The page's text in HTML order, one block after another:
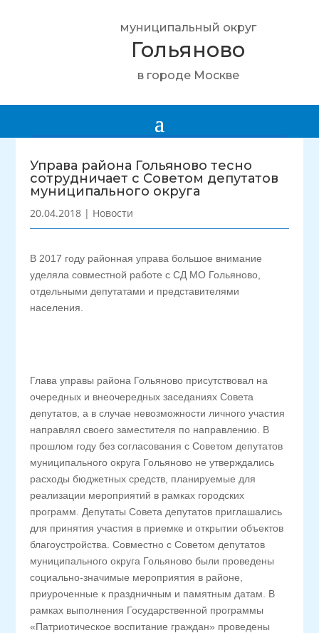
муниципальный округ
Гольяново
в городе Москве
Управа района Гольяново тесно
сотрудничает с Советом депутатов
муниципального округа
20.04.2018 | Новости
В 2017 году районная управа большое внимание
уделяла совместной работе с СД МО Гольяново,
отдельными депутатами и представителями
населения.
Глава управы района Гольяново присутствовал на
очередных и внеочередных заседаниях Совета
депутатов, а в случае невозможности личного участия
направлял своего заместителя по направлению. В
прошлом году без согласования с Советом депутатов
муниципального округа Гольяново не утверждались
расходы бюджетных средств, планируемые для
реализации мероприятий в рамках городских
программ. Депутаты Совета депутатов приглашались
для принятия участия в приемке и открытии объектов
благоустройства. Совместно с Советом депутатов
муниципального округа Гольяново были проведены
социально-значимые мероприятия в районе,
приуроченные к праздничным и памятным датам. В
рамках выполнения Государственной программы
«Патриотическое воспитание граждан» проведены